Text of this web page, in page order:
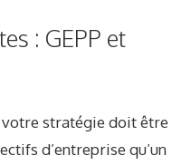
: GEPP et
stratégie doit être
d’entreprise qu’un